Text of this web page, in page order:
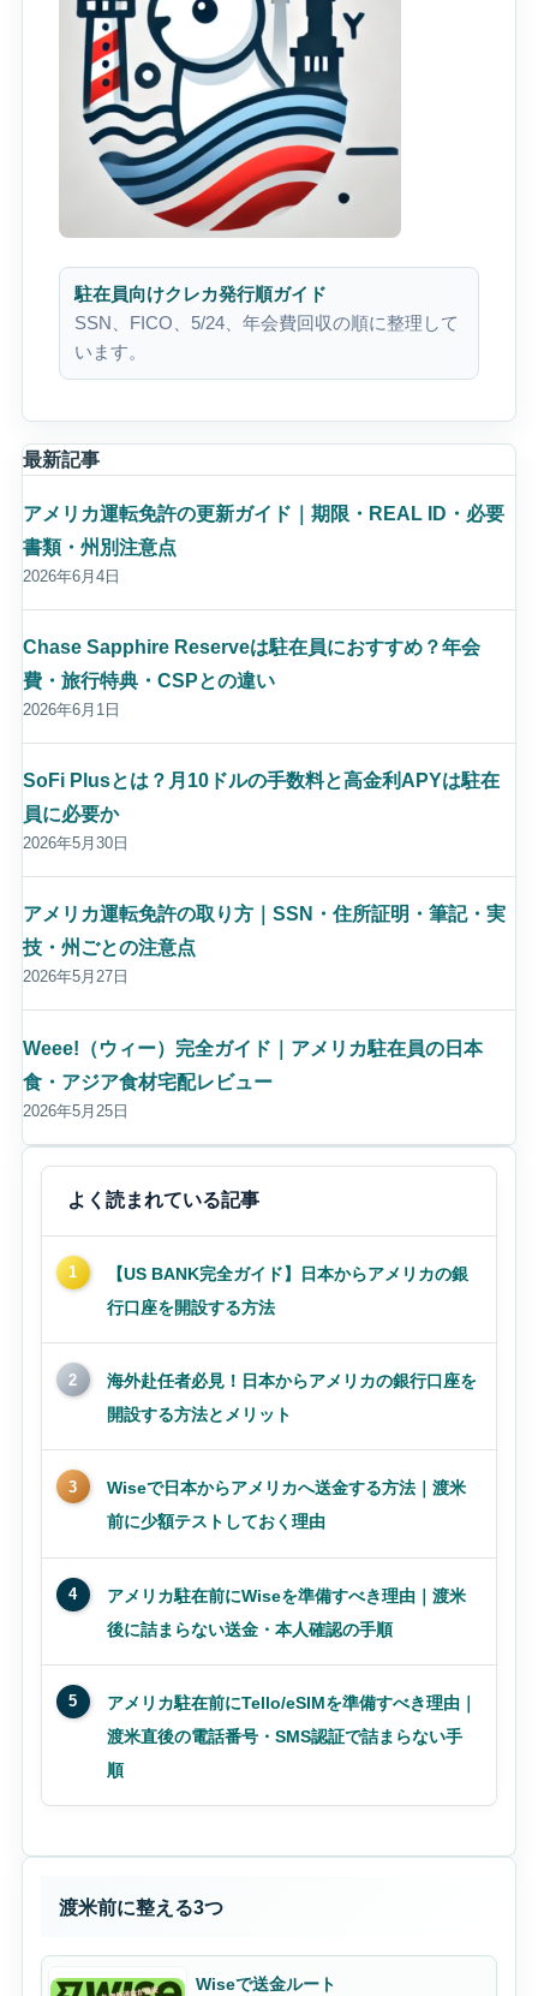
駐在員向けクレカ発行順ガイド
SSN、FICO、5/24、年会費回収の順に整理して
います。
最新記事
アメリカ運転免許の更新ガイド｜期限・REAL ID・必要
書類・州別注意点
2026年6月4日
Chase Sapphire Reserveは駐在員におすすめ？年会
費・旅行特典・CSPとの違い
2026年6月1日
SoFi Plusとは？月10ドルの手数料と高金利APYは駐在
員に必要か
2026年5月30日
アメリカ運転免許の取り方｜SSN・住所証明・筆記・実
技・州ごとの注意点
2026年5月27日
Weee!（ウィー）完全ガイド｜アメリカ駐在員の日本
食・アジア食材宅配レビュー
2026年5月25日
よく読まれている記事
1
【US BANK完全ガイド】日本からアメリカの銀
行口座を開設する方法
2
海外赴任者必見！日本からアメリカの銀行口座を
開設する方法とメリット
3
Wiseで日本からアメリカへ送金する方法｜渡米
前に少額テストしておく理由
4
アメリカ駐在前にWiseを準備すべき理由｜渡米
後に詰まらない送金・本人確認の手順
5
アメリカ駐在前にTello/eSIMを準備すべき理由｜
渡米直後の電話番号・SMS認証で詰まらない手
順
渡米前に整える3つ
Wiseで送金ルート